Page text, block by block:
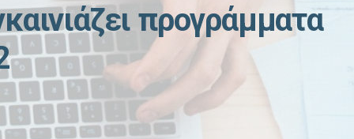
προγράμματα